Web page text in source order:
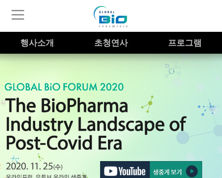
행사소개 초청연사 프로그램